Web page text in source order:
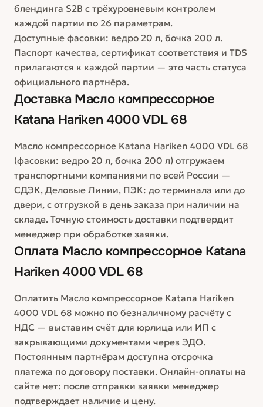
блендинга S2B с трёхуровневым контролем
каждой партии по 26 параметрам.
Доступные фасовки: ведро 20 л, бочка 200 л.
Паспорт качества, сертификат соответствия и TDS
прилагаются к каждой партии — это часть статуса
официального партнёра.
Доставка Масло компрессорное
Katana Hariken 4000 VDL 68
Масло компрессорное Katana Hariken 4000 VDL 68
(фасовки: ведро 20 л, бочка 200 л) отгружаем
транспортными компаниями по всей России —
СДЭК, Деловые Линии, ПЭК: до терминала или до
двери, с отгрузкой в день заказа при наличии на
складе. Точную стоимость доставки подтвердит
менеджер при обработке заявки.
Оплата Масло компрессорное Katana
Hariken 4000 VDL 68
Оплатить Масло компрессорное Katana Hariken
4000 VDL 68 можно по безналичному расчёту с
НДС — выставим счёт для юрлица или ИП с
закрывающими документами через ЭДО.
Постоянным партнёрам доступна отсрочка
платежа по договору поставки. Онлайн-оплаты на
сайте нет: после отправки заявки менеджер
подтверждает наличие и цену.